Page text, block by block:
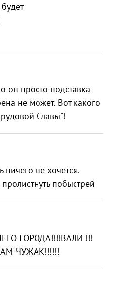
он просто подставка
не может. Вот какого
Славы"!
не хочется.
побыстрей
ГОРОДА!!!!ВАЛИ !!!
ЧУЖАК!!!!!!